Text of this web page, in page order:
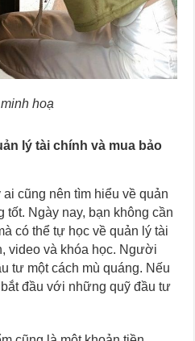
hoạ
lý tài chính và mua bảo
cũng nên tìm hiểu về quản
tốt. Ngày nay, bạn không cần
có thể tự học về quản lý tài
video và khóa học. Người
tư một cách mù quáng. Nếu
đầu với những quỹ đầu tư